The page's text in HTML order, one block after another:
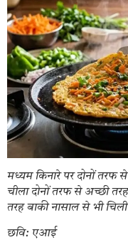
मध्यम किनारे पर दोनों
चीला दोनों तरफ से अच्छी
तरह बाकी नासाल से भी
छवि: एआई